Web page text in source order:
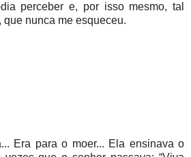
perceber e, por isso mesmo, tal
nunca me esqueceu.
Era para o moer... Ela ensinava o